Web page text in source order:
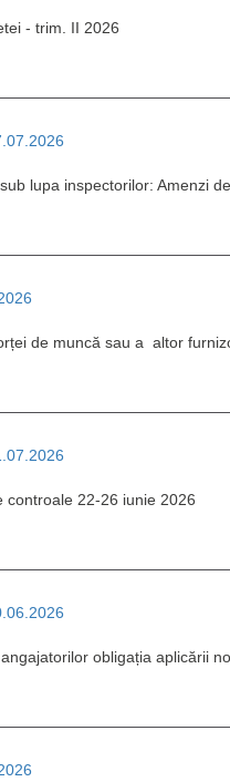
- trim. II 2026
lupa inspectorilor: Amenzi
de muncă sau a altor
controale 22-26 iunie 2026
obligația aplicării